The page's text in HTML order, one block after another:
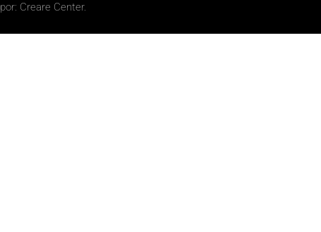
por: Creare Center.